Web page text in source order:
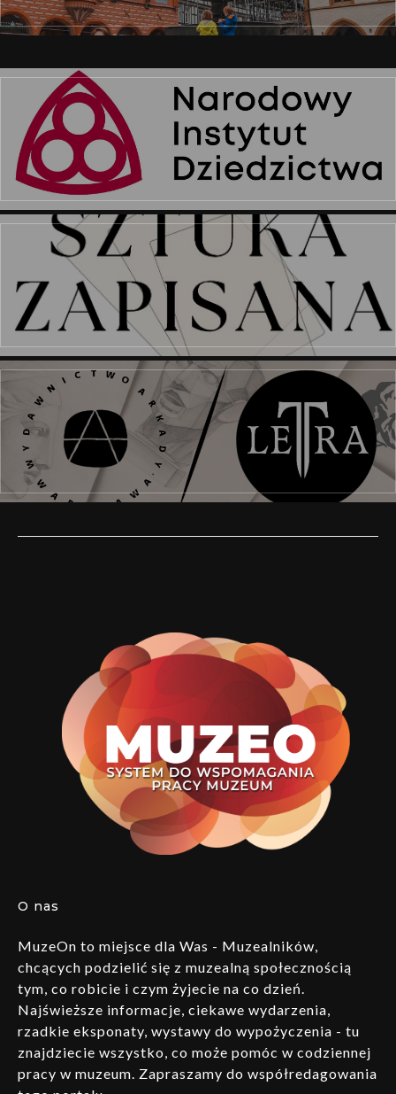
O nas
MuzeOn to miejsce dla Was - Muzealników,
chcących podzielić się z muzealną społecznością
tym, co robicie i czym żyjecie na co dzień.
Najświeższe informacje, ciekawe wydarzenia,
rzadkie eksponaty, wystawy do wypożyczenia - tu
znajdziecie wszystko, co może pomóc w codziennej
pracy w muzeum. Zapraszamy do współredagowania